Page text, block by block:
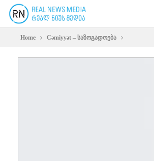
Home Cəmiyyət – საზოგადოება